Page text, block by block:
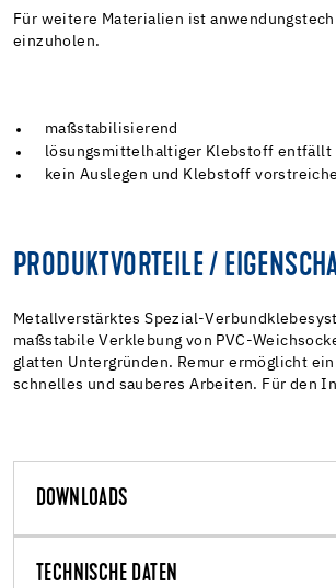
Für weitere Materialien ist
einzuholen.
maßstabilisierend
lösungsmittelhaltiger Klebstoff entfällt
kein Auslegen und Klebstoff
PRODUKTVORTEILE /
Metallverstärktes Spezial-
maßstabile Verklebung von PVC-
glatten Untergründen. Remur ermöglicht
schnelles und sauberes Arbeiten. Für den
DOWNLOADS
TECHNISCHE DATEN